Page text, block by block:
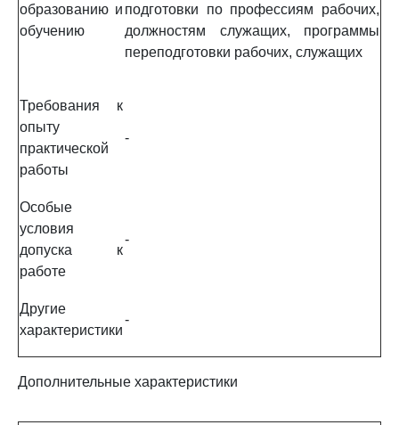
образованию и
обучению
подготовки по профессиям рабочих,
должностям служащих, программы
переподготовки рабочих, служащих
Требования к
опыту
практической
работы
-
Особые
условия
допуска к
работе
-
Другие
характеристики
-
Дополнительные характеристики